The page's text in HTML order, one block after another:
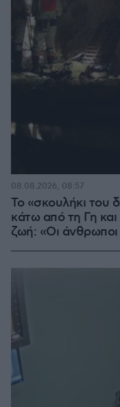
Το «σκουλήκι του
κάτω από τη Γη και
ζωή: «Οι
08.08.2026, 08:57